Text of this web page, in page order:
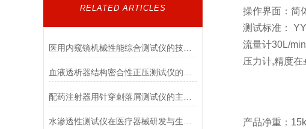
RELATED ARTICLES
医用内窥镜机械性能综合测试仪的技术特点详解
操作界面：简
测试标准： YY/
流量计30L/min,
压力计,精度在
产品净重：